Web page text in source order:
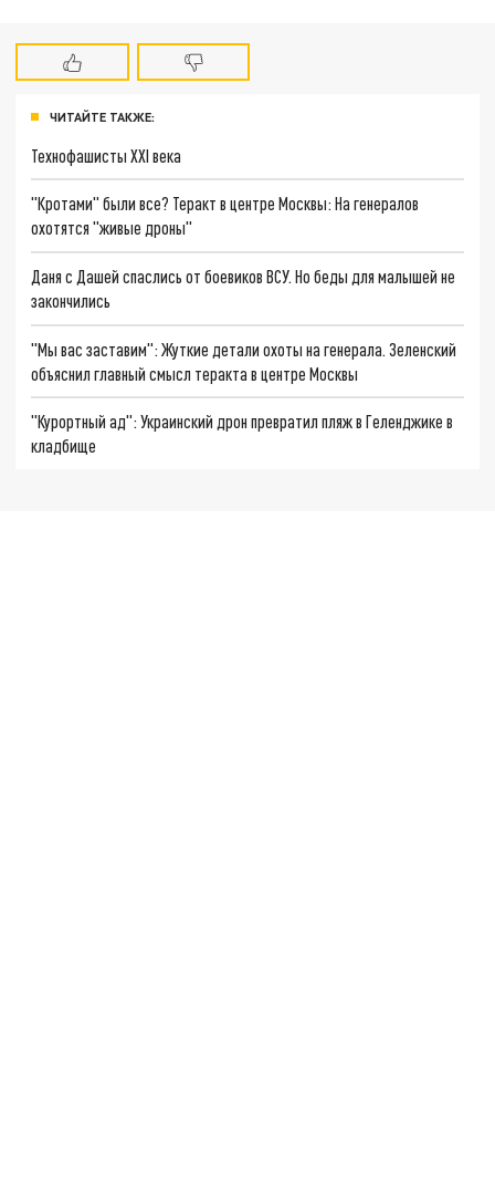
ЧИТАЙТЕ ТАКЖЕ:
Технофашисты XXI века
"Кротами" были все? Теракт в центре Москвы: На генералов
охотятся "живые дроны"
Даня с Дашей спаслись от боевиков ВСУ. Но беды для малышей не
закончились
"Мы вас заставим": Жуткие детали охоты на генерала. Зеленский
объяснил главный смысл теракта в центре Москвы
"Курортный ад": Украинский дрон превратил пляж в Геленджике в
кладбище